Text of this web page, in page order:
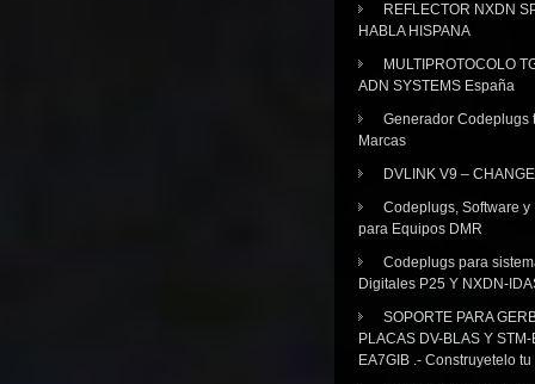
REFLECTOR NXDN
HABLA HISPANA
MULTIPROTOCOLO
ADN SYSTEMS España
Generador Codeplugs
Marcas
DVLINK V9 –
Codeplugs, Software y
para Equipos DMR
Codeplugs para
Digitales P25 Y NXDN-
SOPORTE PARA
PLACAS DV-BLAS Y
EA7GIB .- Construyetelo